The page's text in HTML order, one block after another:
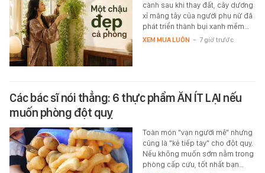
cành sau khi thay đất, cây dương
xỉ măng tây của người phụ nữ đã
phát triển thành bụi xanh mềm…
XEM MUA LUÔN - 7 giờ trước
Các bác sĩ nói thẳng: 6 thực phẩm ĂN ÍT LẠI nếu
muốn phòng đột quỵ
Toàn món "vạn người mê" nhưng
cũng là "kẻ tiếp tay" cho đột quỵ.
Nếu không muốn sớm nằm trong
phòng cấp cứu, tốt nhất bạn…